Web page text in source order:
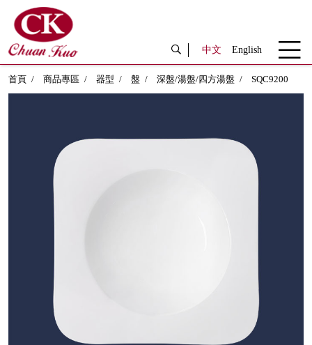
中文 English
首頁 商品專區 器型 盤 深盤/湯盤/四方湯盤 SQC9200